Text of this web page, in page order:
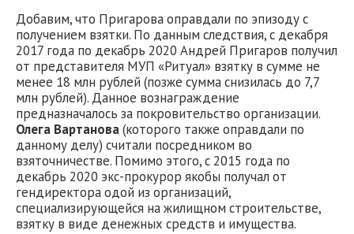
Добавим, что Пригарова оправдали по эпизоду с
получением взятки. По данным следствия, с декабря
2017 года по декабрь 2020 Андрей Пригаров получил
от представителя МУП «Ритуал» взятку в сумме не
менее 18 млн рублей (позже сумма снизилась до 7,7
млн рублей). Данное вознаграждение
предназначалось за покровительство организации.
Олега Вартанова(которого также оправдали по
данному делу) считали посредником во
взяточничестве. Помимо этого, с 2015 года по
декабрь 2020 экс-прокурор якобы получал от
гендиректора одой из организаций,
специализирующейся на жилищном строительстве,
взятку в виде денежных средств и имущества.